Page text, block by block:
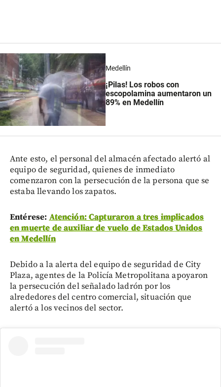
Medellín
¡Pilas! Los robos con
escopolamina aumentaron un
89% en Medellín
Ante esto, el personal del almacén afectado alertó al
equipo de seguridad, quienes de inmediato
comenzaron con la persecución de la persona que se
estaba llevando los zapatos.
Entérese: Atención: Capturaron a tres implicados
en muerte de auxiliar de vuelo de Estados Unidos
en Medellín
Debido a la alerta del equipo de seguridad de City
Plaza, agentes de la Policía Metropolitana apoyaron
la persecución del señalado ladrón por los
alrededores del centro comercial, situación que
alertó a los vecinos del sector.